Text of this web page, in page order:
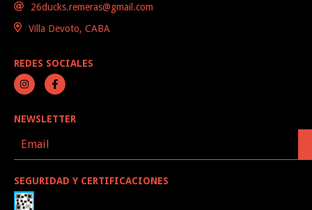
26ducks.remeras@gmail.com
Villa Devoto, CABA
REDES SOCIALES
NEWSLETTER
SEGURIDAD Y CERTIFICACIONES